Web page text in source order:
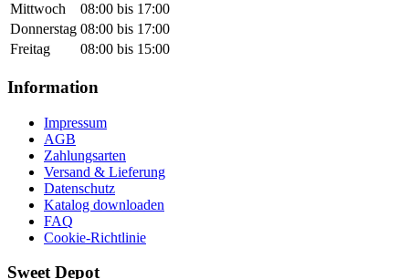
Mittwoch
08:00 bis 17:00
Donnerstag 08:00 bis 17:00
Freitag
08:00 bis 15:00
Information
Impressum
AGB
Zahlungsarten
Versand & Lieferung
Datenschutz
Katalog downloaden
FAQ
Cookie-Richtlinie
Sweet Depot